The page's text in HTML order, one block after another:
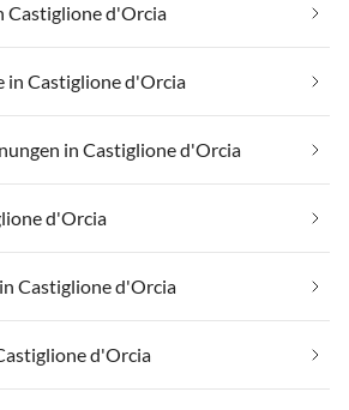
Castiglione d'Orcia
Castiglione d'Orcia
in Castiglione d'Orcia
d'Orcia
Castiglione d'Orcia
d'Orcia